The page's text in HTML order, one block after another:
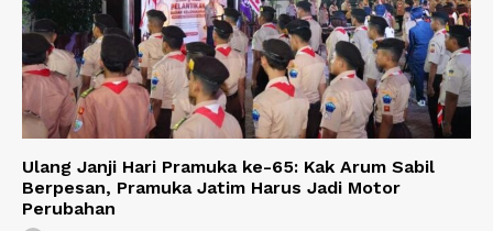
Ulang Janji Hari Pramuka ke-65: Kak Arum Sabil
Berpesan, Pramuka Jatim Harus Jadi Motor
Perubahan